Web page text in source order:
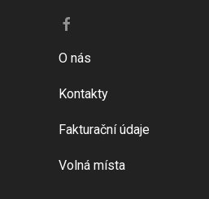
O nás
Kontakty
Fakturační údaje
Volná místa